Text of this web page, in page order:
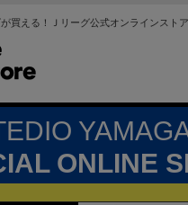
買える！Ｊリーグ公式オンラインストア
ONLINE